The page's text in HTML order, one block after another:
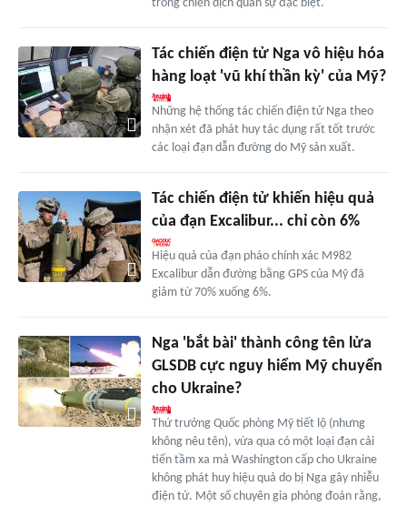
trong chiến dịch quân sự đặc biệt.
Tác chiến điện tử Nga vô hiệu hóa
hàng loạt 'vũ khí thần kỳ' của Mỹ?
Những hệ thống tác chiến điện tử Nga theo
nhận xét đã phát huy tác dụng rất tốt trước
các loại đạn dẫn đường do Mỹ sản xuất.
Tác chiến điện tử khiến hiệu quả
của đạn Excalibur... chỉ còn 6%
Hiệu quả của đạn pháo chính xác M982
Excalibur dẫn đường bằng GPS của Mỹ đã
giảm từ 70% xuống 6%.
Nga 'bắt bài' thành công tên lửa
GLSDB cực nguy hiểm Mỹ chuyển
cho Ukraine?
Thứ trưởng Quốc phòng Mỹ tiết lộ (nhưng
không nêu tên), vừa qua có một loại đạn cải
tiến tầm xa mà Washington cấp cho Ukraine
không phát huy hiệu quả do bị Nga gây nhiễu
điện tử. Một số chuyên gia phỏng đoán rằng,